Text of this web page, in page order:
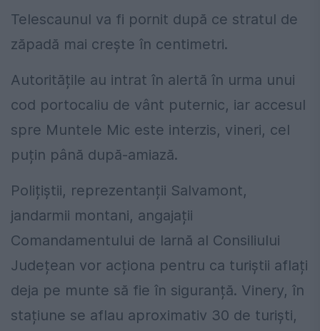
Telescaunul va fi pornit după ce stratul de
zăpadă mai crește în centimetri.
Autoritățile au intrat în alertă în urma unui
cod portocaliu de vânt puternic, iar accesul
spre Muntele Mic este interzis, vineri, cel
puțin până după-amiază.
Polițiștii, reprezentanții Salvamont,
jandarmii montani, angajații
Comandamentului de Iarnă al Consiliului
Județean vor acționa pentru ca turiștii aflați
deja pe munte să fie în siguranță. Vinery, în
stațiune se aflau aproximativ 30 de turiști,